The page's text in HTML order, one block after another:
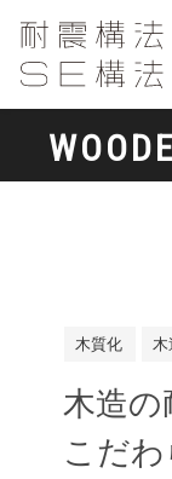
木質化 木
木造の
こだ